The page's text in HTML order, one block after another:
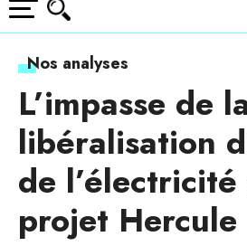
Nos analyses
L’impasse de
libéralisation
de
projet Hercule